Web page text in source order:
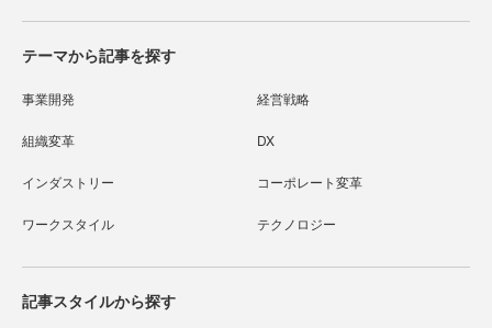
テーマから記事を探す
事業開発 経営戦略
組織変革 DX
インダストリー コーポレート変革
ワークスタイル テクノロジー
記事スタイルから探す